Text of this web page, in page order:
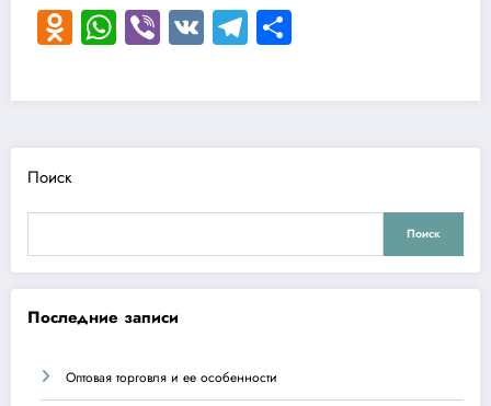
Odnoklassniki
WhatsApp
Viber
VKTelegram
Поиск
Поиск
Последние записи
Оптовая торговля и ее особенности